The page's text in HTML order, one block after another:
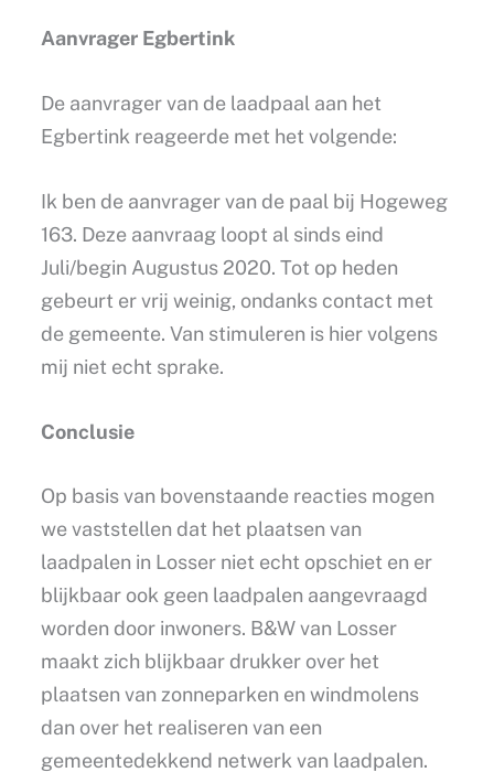
Aanvrager Egbertink
De aanvrager van de laadpaal aan het
Egbertink reageerde met het volgende:
Ik ben de aanvrager van de paal bij Hogeweg
163. Deze aanvraag loopt al sinds eind
Juli/begin Augustus 2020. Tot op heden
gebeurt er vrij weinig, ondanks contact met
de gemeente. Van stimuleren is hier volgens
mij niet echt sprake.
Conclusie
Op basis van bovenstaande reacties mogen
we vaststellen dat het plaatsen van
laadpalen in Losser niet echt opschiet en er
blijkbaar ook geen laadpalen aangevraagd
worden door inwoners. B&W van Losser
maakt zich blijkbaar drukker over het
plaatsen van zonneparken en windmolens
dan over het realiseren van een
gemeentedekkend netwerk van laadpalen.